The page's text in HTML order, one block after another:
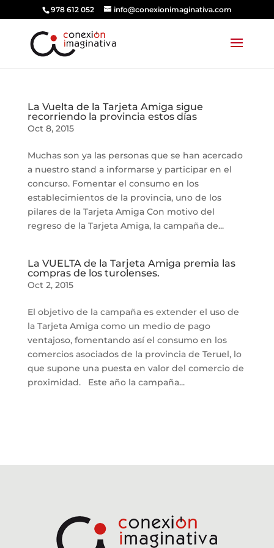
978 612 052 info@conexionimaginativa.com
La Vuelta de la Tarjeta Amiga sigue
recorriendo la provincia estos días
Oct 8, 2015
Muchas son ya las personas que se han acercado
a nuestro stand a informarse y participar en el
concurso. Fomentar el consumo en los
establecimientos de la provincia, uno de los
pilares de la Tarjeta Amiga Con motivo del
regreso de la Tarjeta Amiga, la campaña de...
La VUELTA de la Tarjeta Amiga premia las
compras de los turolenses.
Oct 2, 2015
El objetivo de la campaña es extender el uso de
la Tarjeta Amiga como un medio de pago
ventajoso, fomentando así el consumo en los
comercios asociados de la provincia de Teruel, lo
que supone una puesta en valor del comercio de
proximidad. Este año la campaña...